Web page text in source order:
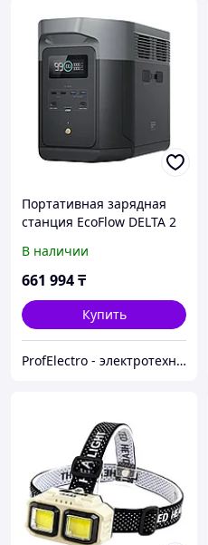
Портативная зарядная
станция EcoFlow DELTA 2
2400W(4800W),
230V(50Hz/60Hz)
В наличии
661 994₸
Купить
ProfElectro - электротехническое оборудование